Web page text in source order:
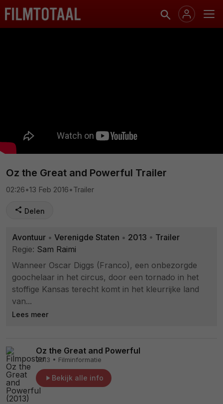
Oz the Great and Powerful Trailer
02:26•13 Feb 2016•Trailer
Delen
Avontuur • Verenigde Staten • 2013 • Trailer
Regie: Sam Raimi
Wanneer Oscar Diggs (Franco), een onbezorgde
goochelaar in het circus, door een tornado in het
stoffige Kansas terecht komt in het kleurrijke land
van...
Lees meer
Oz the Great and Powerful
2013 • Filminformatie
Bekijk alle info